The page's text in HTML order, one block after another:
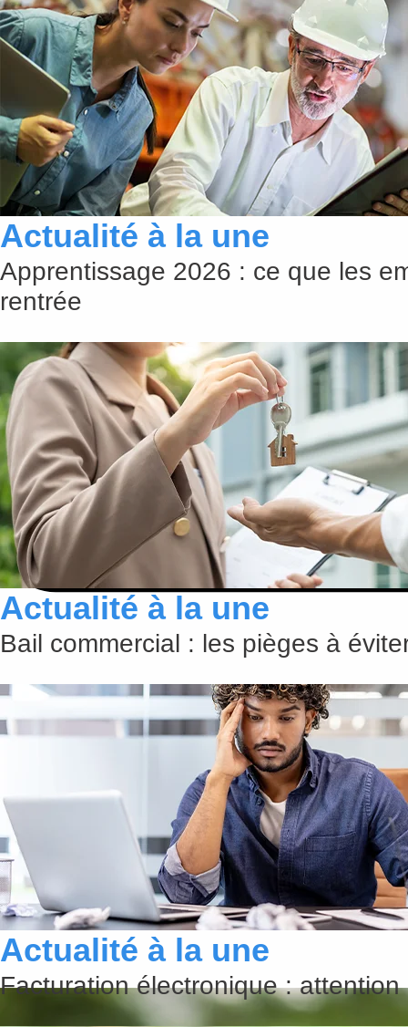
Quelles sont les obligations de l’employeur en cas de fortes chaleurs ? Le
travailleurs contre les risques li...
Lire cette actualité
Actualité à la une
Apprentissage 2026 : ce que les
rentrée
Actualité à la une
Bail commercial : les pièges à
Actualité à la une
Facturation électronique :